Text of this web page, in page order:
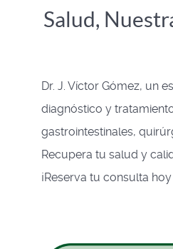
Salud,
Dr. J. Víctor Gómez, un
diagnóstico y
gastrointestinales,
Recupera tu salud y
¡Reserva tu consulta